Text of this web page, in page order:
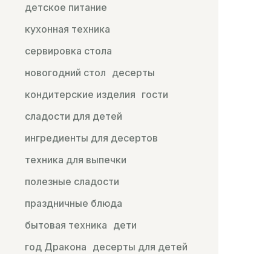
детское питание
кухонная техника
сервировка стола
новогодний стол десерты
кондитерские изделия гости
сладости для детей
ингредиенты для десертов
техника для выпечки
полезные сладости
праздничные блюда
бытовая техника дети
год Дракона десерты для детей